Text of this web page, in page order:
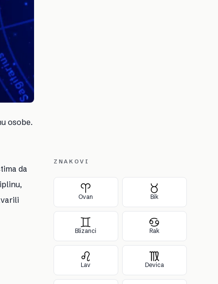
osobe.
da
ZNAKOVI
Ovan Bik
Blizanci Rak
Lav Devica